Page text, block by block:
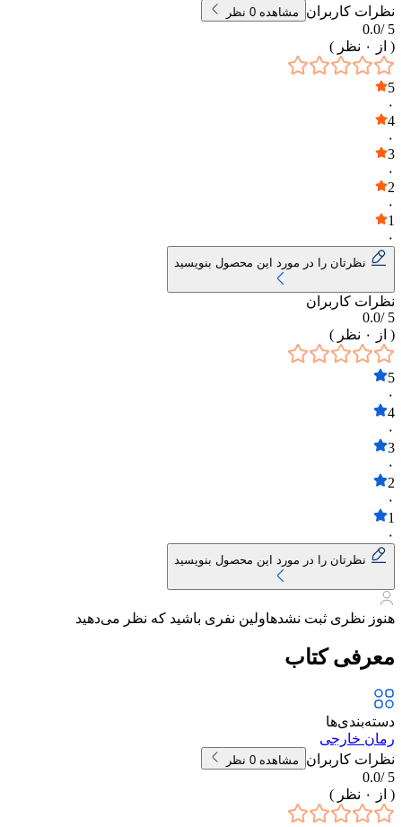
نظرات کاربران
مشاهده 0 نظر
5 /
0.0
( از
۰ نظر )
5
۰
4
۰
3
۰
2
۰
1
۰
نظرتان را در مورد این محصول بنویسید
نظرات کاربران
5 /
0.0
( از
۰ نظر )
5
۰
4
۰
3
۰
2
۰
1
۰
نظرتان را در مورد این محصول بنویسید
هنوز نظری ثبت نشدهاولین نفری باشید که نظر می‌دهید
معرفی کتاب
دسته‌بندی‌ها
رمان خارجی
نظرات کاربران
مشاهده 0 نظر
5 /
0.0
( از
۰ نظر )